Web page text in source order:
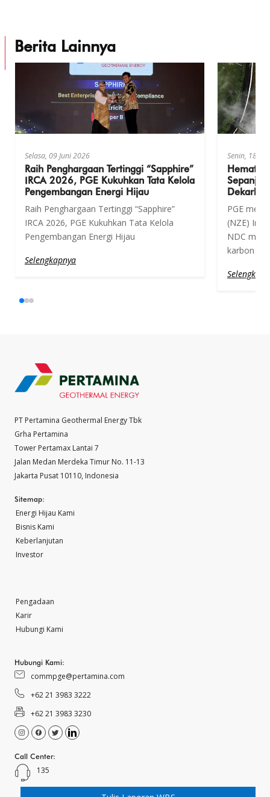
Berita Lainnya
Selasa, 09 Juni 2026
Raih Penghargaan Tertinggi “Sapphire”
IRCA 2026, PGE Kukuhkan Tata Kelola
Pengembangan Energi Hijau
Raih Penghargaan Tertinggi “Sapphire”
IRCA 2026, PGE Kukuhkan Tata Kelola
Pengembangan Energi Hijau
Selengkapnya
Senin, 18
Hemat
PGE
(NZE)
NDC
karbon
PT Pertamina Geothermal Energy Tbk
Grha Pertamina
Tower Pertamax Lantai 7
Jalan Medan Merdeka Timur No. 11-13
Jakarta Pusat 10110, Indonesia
Sitemap:
Energi Hijau Kami
Bisnis Kami
Keberlanjutan
Investor
Pengadaan
Karir
Hubungi Kami
Hubungi Kami:
commpge@pertamina.com
+62 21 3983 3222
+62 21 3983 3230
Call Center:
135